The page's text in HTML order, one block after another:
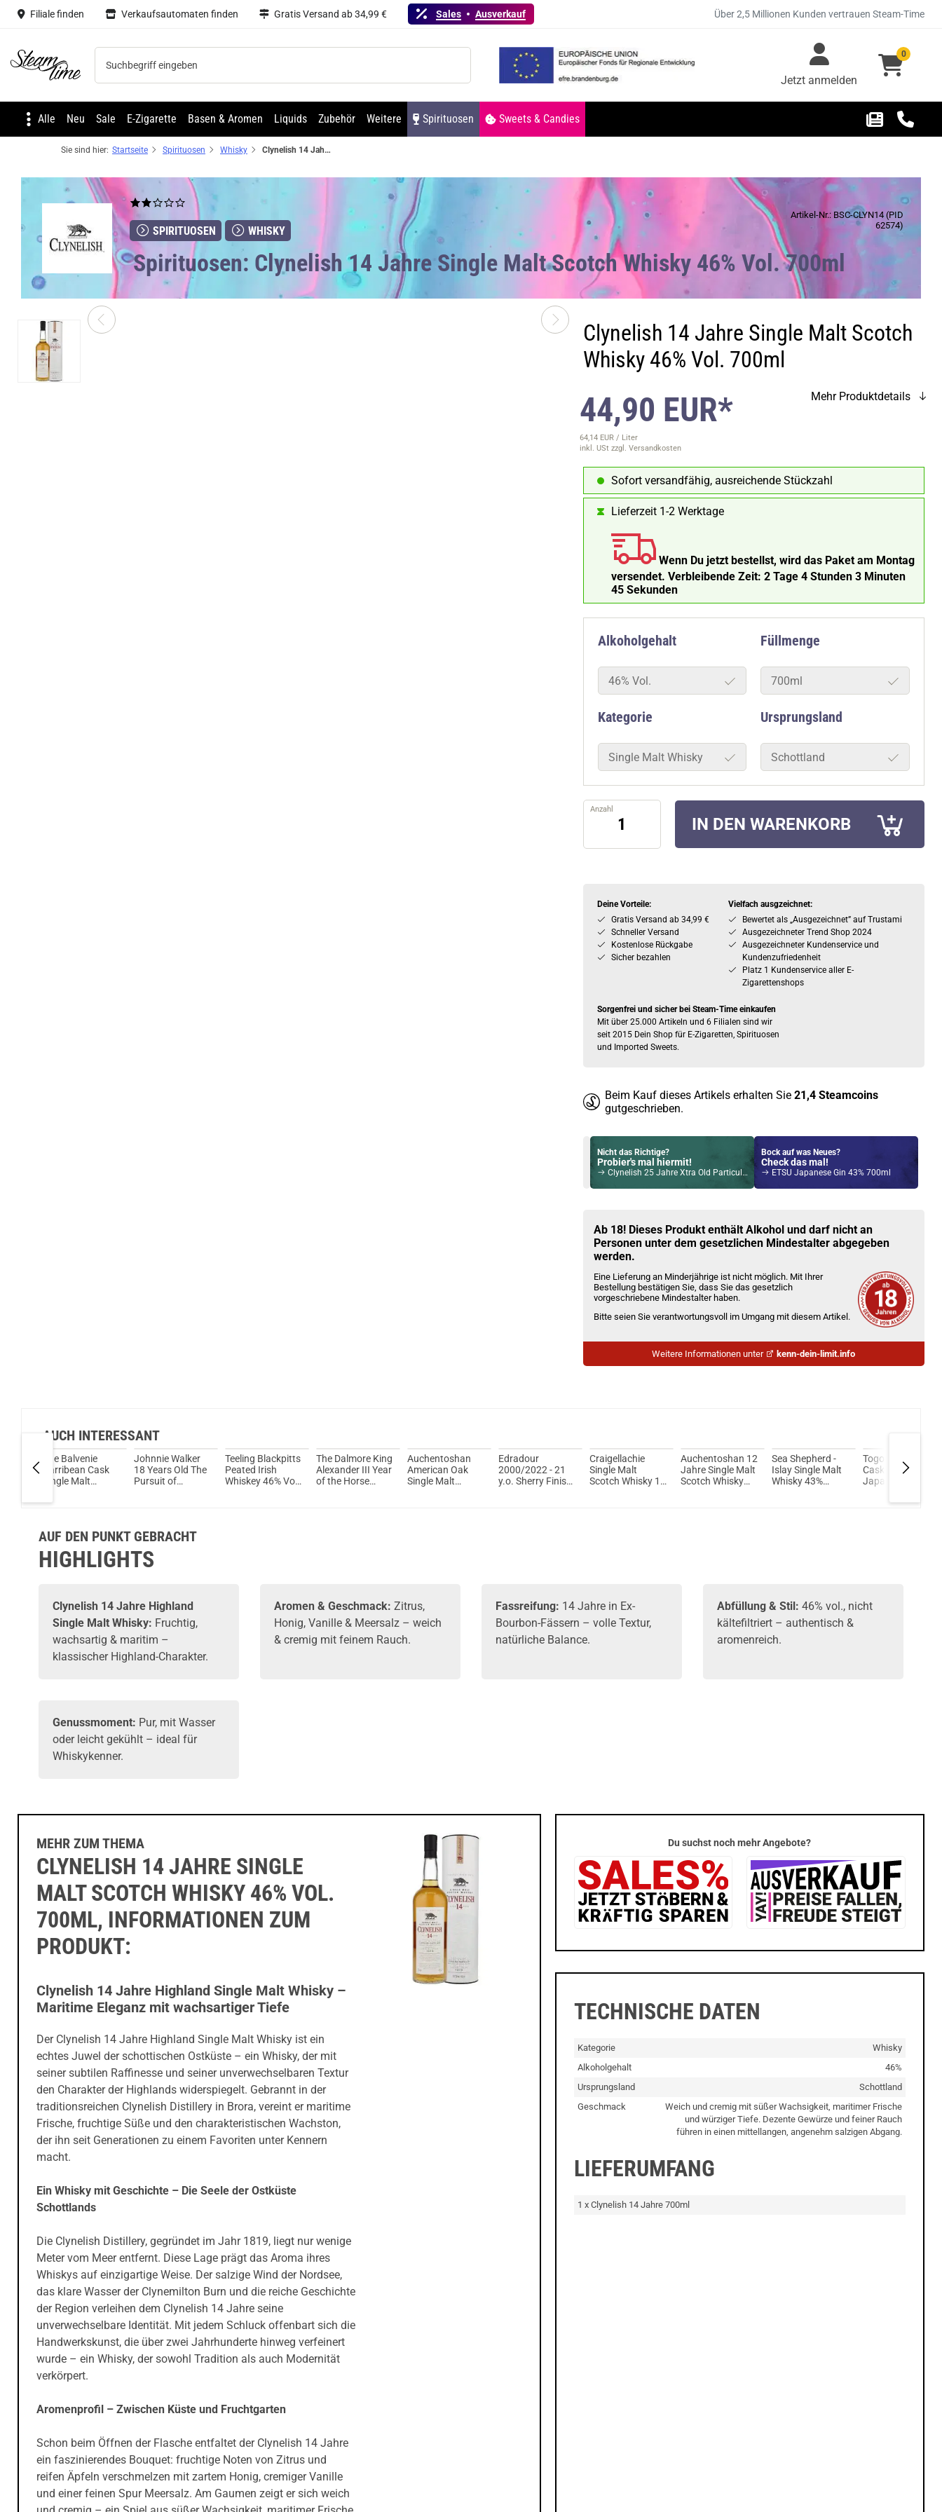
Filiale finden Verkaufsautomaten finden Gratis Versand ab 34,99 € Sales Ausverkauf Über 2,5 Millionen Kunden vertrauen Steam-Time
Steam time Jetzt anmelden
0
Alle Neu Sale E-Zigarette Basen & Aromen Liquids Zubehör Weitere Spirituosen Sweets & Candies
Sie sind hier: Startseite Spirituosen Whisky Clynelish 14 Jahre Single Malt Scotch Whisky 46% Vol. 700ml
SPIRITUOSEN WHISKY
Artikel-Nr.: BSC-CLYN14 (PID
62574)
Spirituosen: Clynelish 14 Jahre Single Malt Scotch Whisky 46% Vol. 700ml
Clynelish 14 Jahre Single Malt Scotch
Whisky 46% Vol. 700ml
44,90 EUR*
64,14 EUR / Liter
inkl. USt zzgl. Versandkosten
Mehr Produktdetails
Sofort versandfähig, ausreichende Stückzahl
Lieferzeit 1-2 Werktage
Wenn Du jetzt bestellst, wird das Paket am Montag
versendet. Verbleibende Zeit: 2 Tage 4 Stunden 3 Minuten
44 Sekunden
Alkoholgehalt
46% Vol.
Füllmenge
700ml
Kategorie
Single Malt Whisky
Ursprungsland
Schottland
Anzahl
IN DEN WARENKORB
Deine Vorteile:
Gratis Versand ab 34,99 €
Schneller Versand
Kostenlose Rückgabe
Sicher bezahlen
Vielfach ausgzeichnet:
Bewertet als „Ausgezeichnet” auf Trustami
Ausgezeichneter Trend Shop 2024
Ausgezeichneter Kundenservice und
Kundenzufriedenheit
Platz 1 Kundenservice aller E-
Zigarettenshops
Sorgenfrei und sicher bei Steam-Time einkaufen
Mit über 25.000 Artikeln und 6 Filialen sind wir
seit 2015 Dein Shop für E-Zigaretten, Spirituosen
und Imported Sweets.
Beim Kauf dieses Artikels erhalten Sie 21,4 Steamcoins
gutgeschrieben.
Nicht das Richtige?
Probier's mal hiermit!
Clynelish 25 Jahre Xtra Old Particular 1997 Single Malt Scotch Whisky 47,5% Vol. 700ml
Bock auf was Neues?
Check das mal!
ETSU Japanese Gin 43% 700ml
HorizonTech Magico 6,5ml Pod Rot
Ab 18! Dieses Produkt enthält Alkohol und darf nicht an
Personen unter dem gesetzlichen Mindestalter abgegeben
werden.
Eine Lieferung an Minderjährige ist nicht möglich. Mit Ihrer
Bestellung bestätigen Sie, dass Sie das gesetzlich
vorgeschriebene Mindestalter haben.
Bitte seien Sie verantwortungsvoll im Umgang mit diesem Artikel.
Weitere Informationen unter kenn-dein-limit.info
AUCH INTERESSANT
The Balvenie
Carribean Cask
Single Malt
Jahre 43% Vol.
Johnnie Walker
18 Years Old The
Pursuit of
Teeling Blackpitts
Peated Irish
Whiskey 46% Vol.
The Dalmore King
Alexander III Year
of the Horse
Auchentoshan
American Oak
Single Malt
Edradour
2000/2022 - 21
y.o. Sherry Finish
Craigellachie
Single Malt
Scotch Whisky 17
Auchentoshan 12
Jahre Single Malt
Scotch Whisky
Sea Shepherd -
Islay Single Malt
Whisky 43%
Togouchi Beer
Cask Finish
Japanese
40% Vol. 700ml
AUF DEN PUNKT GEBRACHT
HIGHLIGHTS
Clynelish 14 Jahre Highland
Single Malt Whisky: Fruchtig,
wachsartig & maritim –
klassischer Highland-Charakter.
Aromen & Geschmack: Zitrus,
Honig, Vanille & Meersalz – weich
& cremig mit feinem Rauch.
Fassreifung: 14 Jahre in Ex-
Bourbon-Fässern – volle Textur,
natürliche Balance.
Abfüllung & Stil: 46% vol., nicht
kältefiltriert – authentisch &
aromenreich.
Genussmoment: Pur, mit Wasser
oder leicht gekühlt – ideal für
Whiskykenner.
MEHR ZUM THEMA
CLYNELISH 14 JAHRE SINGLE
MALT SCOTCH WHISKY 46% VOL.
700ML, INFORMATIONEN ZUM
PRODUKT:
Clynelish 14 Jahre Highland Single Malt Whisky –
Maritime Eleganz mit wachsartiger Tiefe
Der Clynelish 14 Jahre Highland Single Malt Whisky ist ein
echtes Juwel der schottischen Ostküste – ein Whisky, der mit
seiner subtilen Raffinesse und seiner unverwechselbaren Textur
den Charakter der Highlands widerspiegelt. Gebrannt in der
traditionsreichen Clynelish Distillery in Brora, vereint er maritime
Frische, fruchtige Süße und den charakteristischen Wachston,
der ihn seit Generationen zu einem Favoriten unter Kennern
macht.
Ein Whisky mit Geschichte – Die Seele der Ostküste
Schottlands
Die Clynelish Distillery, gegründet im Jahr 1819, liegt nur wenige
Meter vom Meer entfernt. Diese Lage prägt das Aroma ihres
Whiskys auf einzigartige Weise. Der salzige Wind der Nordsee,
das klare Wasser der Clynemilton Burn und die reiche Geschichte
der Region verleihen dem Clynelish 14 Jahre seine
unverwechselbare Identität. Mit jedem Schluck offenbart sich die
Handwerkskunst, die über zwei Jahrhunderte hinweg verfeinert
wurde – ein Whisky, der sowohl Tradition als auch Modernität
verkörpert.
Aromenprofil – Zwischen Küste und Fruchtgarten
Schon beim Öffnen der Flasche entfaltet der Clynelish 14 Jahre
ein faszinierendes Bouquet: fruchtige Noten von Zitrus und
reifen Äpfeln verschmelzen mit zartem Honig, cremiger Vanille
und einer feinen Spur Meersalz. Am Gaumen zeigt er sich weich
Du suchst noch mehr Angebote?
TECHNISCHE DATEN
Kategorie
Whisky
Alkoholgehalt
46%
Ursprungsland
Schottland
Geschmack
Weich und cremig mit süßer Wachsigkeit, maritimer Frische
und würziger Tiefe. Dezente Gewürze und feiner Rauch
führen in einen mittellangen, angenehm salzigen Abgang.
LIEFERUMFANG
1 x Clynelish 14 Jahre 700ml